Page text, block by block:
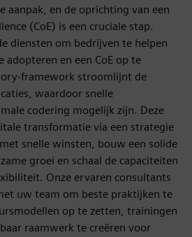
aanpak, en de oprichting van een
(CoE) is een cruciale stap.
diensten om bedrijven te helpen
en een CoE op te
framework stroomlijnt de
waardoor snelle
codering mogelijk zijn. Deze
transformatie via een strategie
snelle winsten, bouw een solide
groei en schaal de capaciteiten
Onze ervaren consultants
uw team om beste praktijken te
op te zetten, trainingen
raamwerk te creëren voor